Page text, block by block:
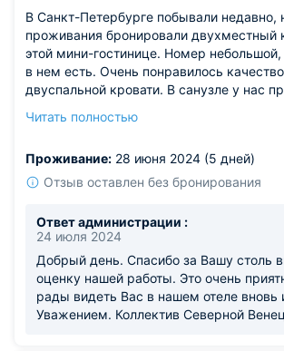
В Санкт-Петербурге побывали недавно,
проживания бронировали двухместный
этой мини-гостинице. Номер
в нем есть. Очень понравилось
двуспальной кровати. В санузле у нас
гигиены были предоставлены. Есть
очень хорошо.
Читать полностью
Проживание: 28 июня 2024 (5 дней)
Отзыв оставлен без бронирования
Ответ администрации :
24 июля 2024
Добрый день. Спасибо за Вашу столь
оценку нашей работы. Это очень
рады видеть Вас в нашем отеле вновь
Уважением. Коллектив Северной